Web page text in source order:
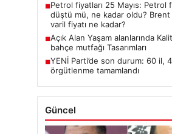
■Petrol fiyatları 25 Mayıs: Petrol
düştü mü, ne kadar oldu?
varil fiyatı ne kadar?
■Açık Alan Yaşam alanlarında
bahçe mutfağı Tasarımları
■YENİ Parti’de son durum: 60 il,
örgütlenme tamamlandı
Güncel